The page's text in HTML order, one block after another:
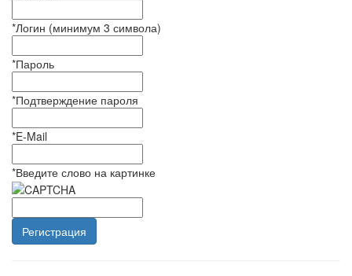
*Логин (минимум 3 символа)
*Пароль
*Подтверждение пароля
*E-Mail
*Введите слово на картинке